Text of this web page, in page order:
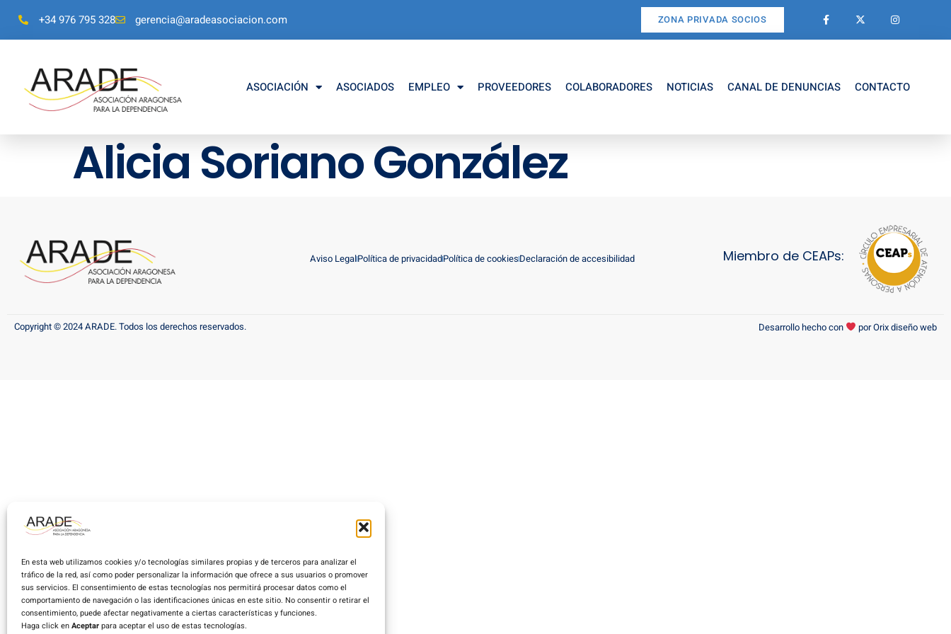
En esta web utilizamos cookies y/o tecnologías similares propias y de terceros para analizar el
tráfico de la red, así como poder personalizar la información que ofrece a sus usuarios o promover
sus servicios. El consentimiento de estas tecnologías nos permitirá procesar datos como el
comportamiento de navegación o las identificaciones únicas en este sitio. No consentir o retirar el
consentimiento, puede afectar negativamente a ciertas características y funciones.
Haga click enAceptarpara aceptar el uso de estas tecnologías.
+34 976 795 328 gerencia@aradeasociacion.com ZONA PRIVADA SOCIOS
ASOCIACIÓN ASOCIADOS EMPLEO PROVEEDORES COLABORADORES NOTICIAS CANAL DE DENUNCIAS CONTACTO
Alicia Soriano González
Aviso LegalPolítica de privacidadPolítica de cookiesDeclaración de accesibilidad Miembro de CEAPs:
Copyright © 2024 ARADE. Todos los derechos reservados. Desarrollo hecho con porOrix diseño web